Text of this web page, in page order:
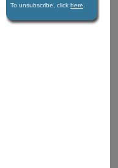
To unsubscribe, click here